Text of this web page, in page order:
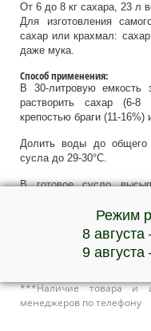
От 6 до 8 кг сахара, 23 л
Для изготовления
сахар или крахмал:
даже мука.
Способ применения:
В 30-литровую емкость
растворить сахар (6-
крепостью браги (11-
Долить воды до общего
сусла до 29-30°C.
В готовое сусло
Срок годности со дня
при температуре
при температуре
***Наличие товара и
менеджеров по телефону
Режим
8
9